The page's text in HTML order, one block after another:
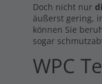
Doch nicht nur
äußerst gering,
können Sie
sogar
WPC